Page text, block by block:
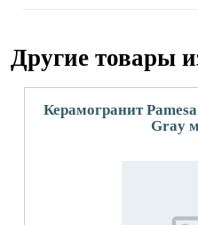
Другие товары
Керамогранит
Gray